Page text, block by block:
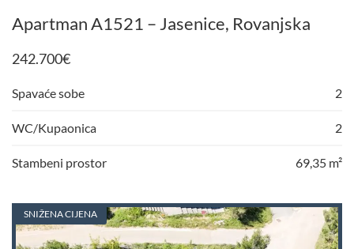
Apartman A1521 – Jasenice, Rovanjska
242.700€
Spavaće sobe 2
WC/Kupaonica 2
Stambeni prostor 69,35 m²
SNIŽENA CIJENA